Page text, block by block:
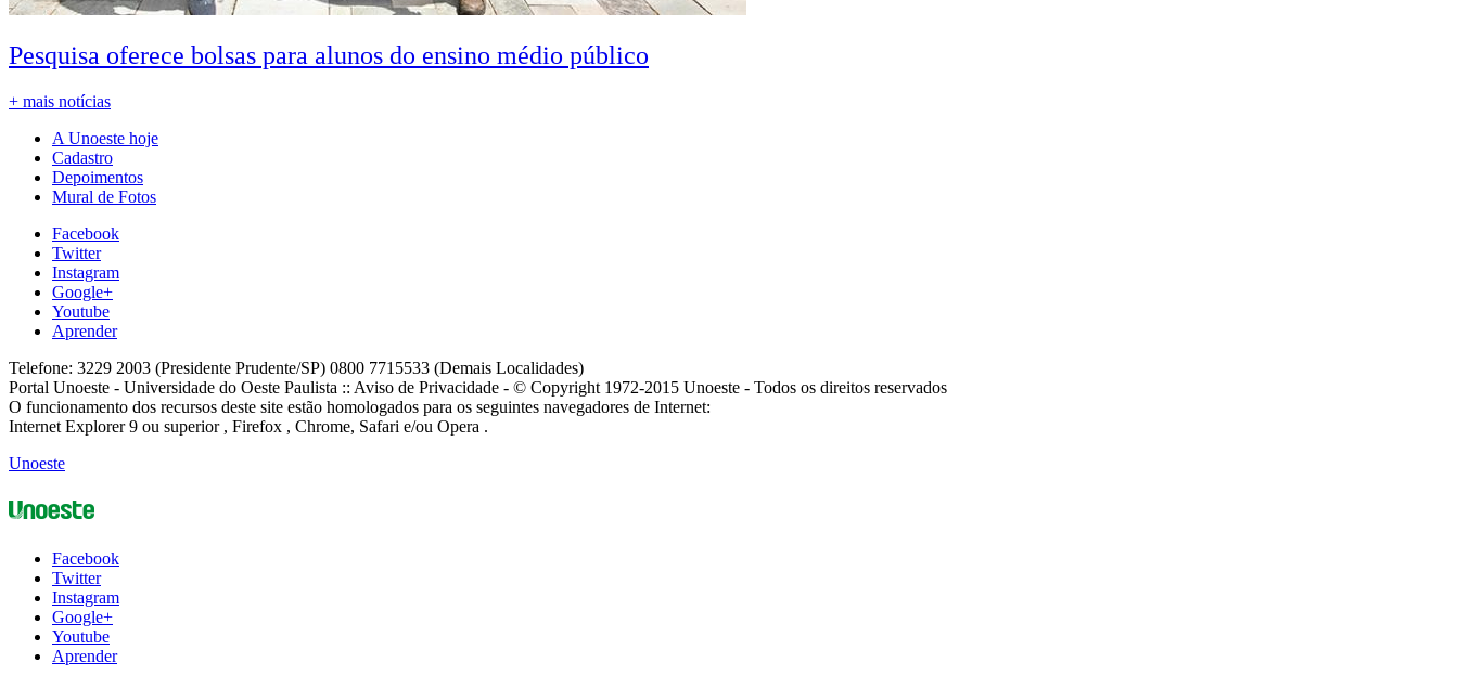
Pesquisa oferece bolsas para alunos do ensino médio público
+ mais notícias
A Unoeste hoje
Cadastro
Depoimentos
Mural de Fotos
Facebook
Twitter
Instagram
Google+
Youtube
Aprender
Telefone: 3229 2003 (Presidente Prudente/SP) 0800 7715533 (Demais Localidades)
Portal Unoeste - Universidade do Oeste Paulista :: Aviso de Privacidade - © Copyright 1972-2015 Unoeste - Todos os direitos reservados
O funcionamento dos recursos deste site estão homologados para os seguintes navegadores de Internet:
Internet Explorer 9 ou superior , Firefox , Chrome, Safari e/ou Opera .
Unoeste
Facebook
Twitter
Instagram
Google+
Youtube
Aprender